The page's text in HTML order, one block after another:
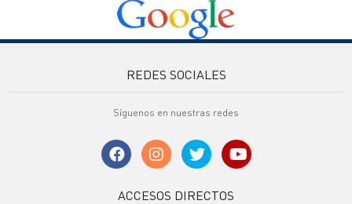
REDES SOCIALES
Síguenos en nuestras redes
ACCESOS DIRECTOS